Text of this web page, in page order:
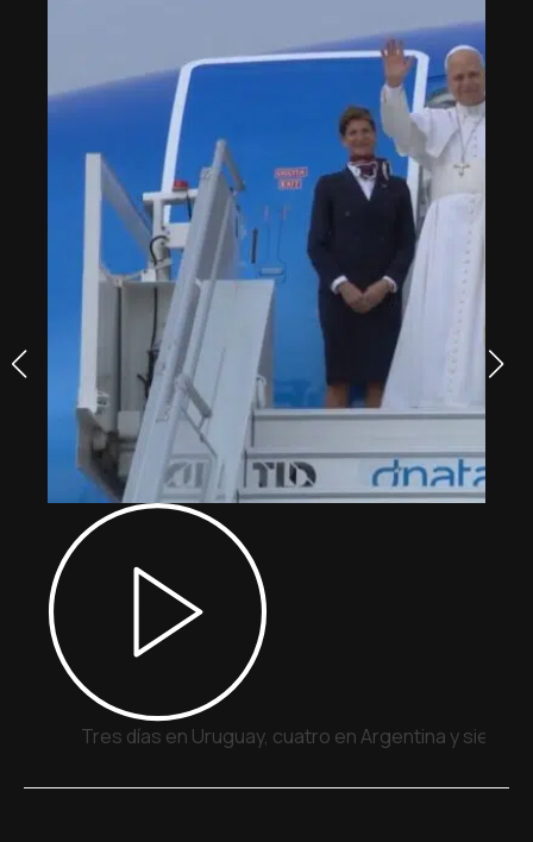
Tres días en Uruguay, cuatro en Argentina y siete